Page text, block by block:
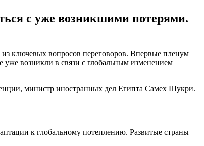
с уже возникшими потерями.
ключевых вопросов переговоров. Впервые пленум
уже возникли в связи с глобальным изменением
министр иностранных дел Египта Самех Шукри.
к глобальному потеплению. Развитые страны